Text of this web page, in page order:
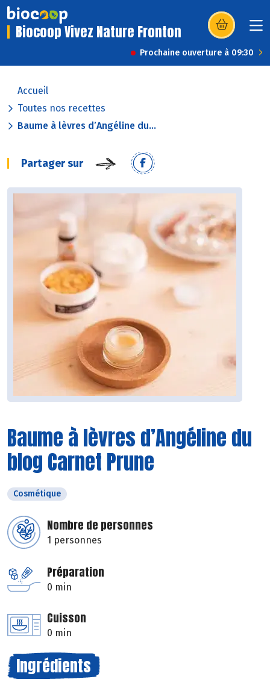
Biocoop Vivez Nature Fronton (s’ouvre dans
Prochaine ouverture à 09:30
Accueil
Toutes nos recettes
Baume à lèvres d’Angéline du...
Partager sur
Baume à lèvres d’Angéline du
blog Carnet Prune
Cosmétique
Nombre de personnes
1 personnes
Préparation
0 min
Cuisson
0 min
Ingrédients